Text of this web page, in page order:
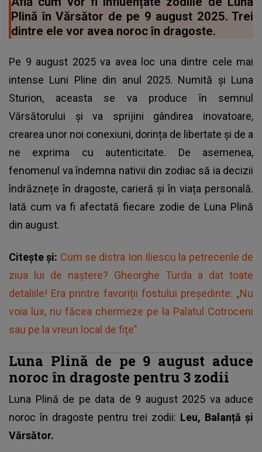
Plină în Vărsător de pe 9 august 2025. Trei
dintre ele vor avea noroc în dragoste.
Pe 9 august 2025 va avea loc una dintre cele mai
intense Luni Pline din anul 2025. Numită și Luna
Sturion, aceasta se va produce în semnul
Vărsătorului și va sprijini gândirea inovatoare,
crearea unor noi conexiuni, dorința de libertate și de a
ne exprima cu autenticitate. De asemenea,
fenomenul va îndemna nativii din zodiac să ia decizii
îndrăznețe în dragoste, carieră și în viața personală.
Iată cum va fi afectată fiecare zodie de Luna Plină
din august.
Citește și: Cum se distra Ion Iliescu la petrecerile de
ziua lui de naștere? Gheorghe Turda a dat toate
detaliile! Era printre favoriții fostului președinte: „Nu
voia lux, nu făcea chermeze pe la Palatul Cotroceni
sau pe la vreun local de fițe”
Luna Plină de pe 9 august aduce
noroc în dragoste pentru 3 zodii
Luna Plină de pe data de 9 august 2025 va aduce
noroc în dragoste pentru trei zodii: Leu, Balanță și
Vărsător.